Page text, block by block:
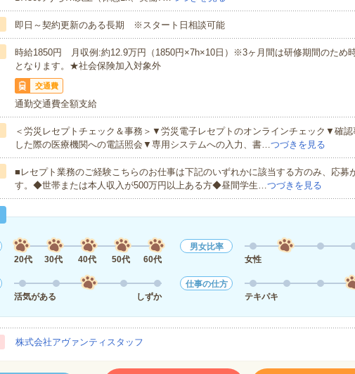
即日～契約更新のある長期 ※スタート日相談可能
時給1850円 月収例:約12.9万円（1850円×7h×10日）※3ヶ月間は研修期間のため
となります。★社会保険加入対象外
交通費
通勤交通費全額支給
＜労災レセプトチェック＆事務＞▼労災電子レセプトのオンラインチェック▼確認
した際の医療機関への電話照会▼専用システムへの入力、書…つづきを見る
■レセプト業務のご経験こちらのお仕事は下記のいずれかに該当する方のみ、応募
す。◆世帯または本人収入が500万円以上ある方◆昼間学生…つづきを見る
20代
30代 40代 50代 60代
男女比率
女性
活気がある
しずか
仕事の仕方
テキパキ
株式会社アヴァンティスタッフ